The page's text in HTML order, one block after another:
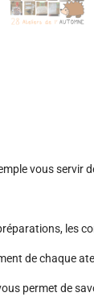
vous servir
les
de chaque
permet de